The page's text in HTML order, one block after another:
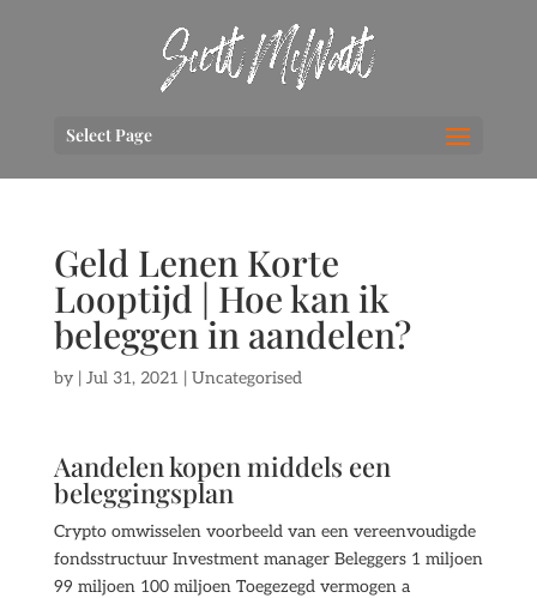
Select Page
Geld Lenen Korte
Looptijd | Hoe kan ik
beleggen in aandelen?
by | Jul 31, 2021 | Uncategorised
Aandelen kopen middels een
beleggingsplan
Crypto omwisselen voorbeeld van een vereenvoudigde
fondsstructuur Investment manager Beleggers 1 miljoen
99 miljoen 100 miljoen Toegezegd vermogen a